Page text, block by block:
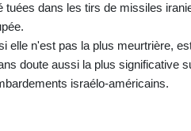
tuées dans les tirs de missiles
elle n'est pas la plus meurtrière,
doute aussi la plus significative
israélo-américains.